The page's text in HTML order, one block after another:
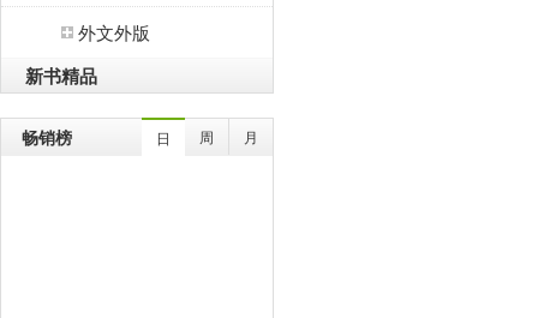
外文外版
新书精品
畅销榜 日 周 月